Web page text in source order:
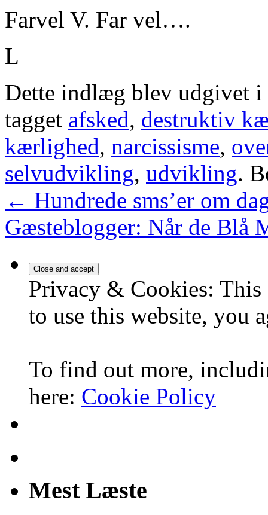
Farvel V. Far vel….
L
Dette indlæg blev udgivet i
tagget afsked, destruktiv
kærlighed, narcissisme,
selvudvikling, udvikling.
← Hundrede sms’er om
Gæsteblogger: Når de Blå
Privacy & Cookies:
to use this website, you
To find out more,
here: Cookie Policy
Mest Læste